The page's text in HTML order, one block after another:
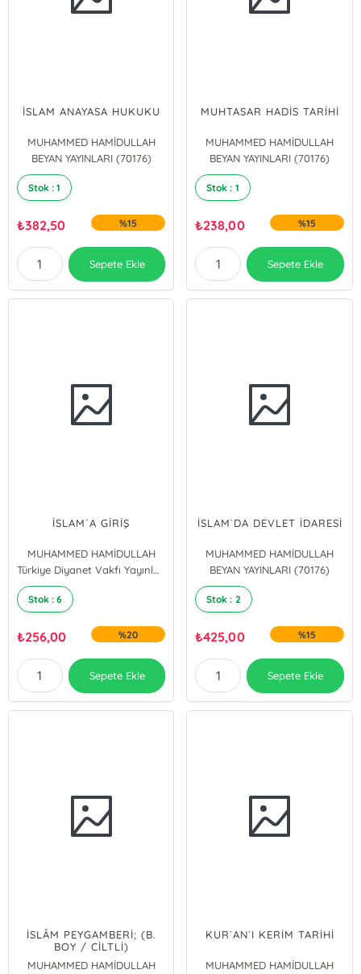
İSLAM ANAYASA HUKUKU
MUHAMMED HAMİDULLAH
BEYAN YAYINLARI (70176)
Stok : 1
₺382,50 %15
Sepete Ekle
MUHTASAR HADİS TARİHİ
MUHAMMED HAMİDULLAH
BEYAN YAYINLARI (70176)
Stok : 1
₺238,00 %15
Sepete Ekle
İSLAM´A GİRİŞ
MUHAMMED HAMİDULLAH
Türkiye Diyanet Vakfı Yayınları
Stok : 6
₺256,00 %20
Sepete Ekle
İSLAM`DA DEVLET İDARESİ
MUHAMMED HAMİDULLAH
BEYAN YAYINLARI (70176)
Stok : 2
₺425,00 %15
Sepete Ekle
İSLÂM PEYGAMBERİ; (B.
BOY / CİLTLİ)
MUHAMMED HAMİDULLAH
KUR`AN`I KERİM TARİHİ
MUHAMMED HAMİDULLAH